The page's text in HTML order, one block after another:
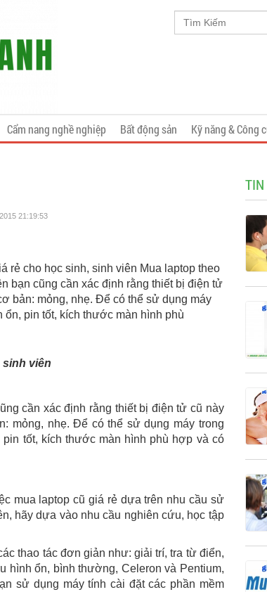
Cẩm nang nghề nghiệp Bất động sản Kỹ năng & Công
2015 21:19:53
rẻ cho học sinh, sinh viên Mua laptop theo
bạn cũng cần xác định rằng thiết bị điện tử
bản: mỏng, nhẹ. Để có thể sử dụng máy
pin tốt, kích thước màn hình phù
sinh viên
cần xác định rằng thiết bị điện tử cũ này
mỏng, nhẹ. Để có thể sử dụng máy trong
tốt, kích thước màn hình phù hợp và có
mua laptop cũ giá rẻ dựa trên nhu cầu sử
hãy dựa vào nhu cầu nghiên cứu, học tập
thao tác đơn giản như: giải trí, tra từ điển,
hình ổn, bình thường, Celeron và Pentium,
sử dụng máy tính cài đặt các phần mềm
TIN